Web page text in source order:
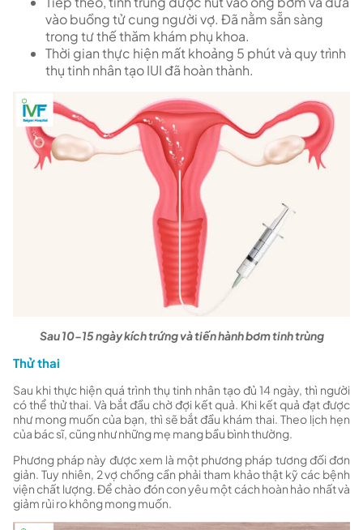
vào buồng tử cung người vợ. Đã nằm sẵn sàng
trong tư thế thăm khám phụ khoa.
Thời gian thực hiện mất khoảng 5 phút và quy trình
thụ tinh nhân tạo IUI đã hoàn thành.
Sau 10-15 ngày kích trứng và tiến hành bơm tinh trùng
Thử thai
Sau khi thực hiện quá trình thụ tinh nhân tạo đủ 14 ngày, thì người
có thể thử thai. Và bắt đầu chờ đợi kết quả. Khi kết quả đạt được
như mong muốn của bạn, thì sẽ bắt đầu khám thai. Theo lịch hẹn
của bác sĩ, cũng như những mẹ mang bầu bình thường.
Phương pháp này được xem là một phương pháp tương đối đơn
giản. Tuy nhiên, 2 vợ chồng cần phải tham khảo thật kỹ các bệnh
viện chất lượng. Để chào đón con yêu một cách hoàn hảo nhất và
giảm rủi ro không mong muốn.